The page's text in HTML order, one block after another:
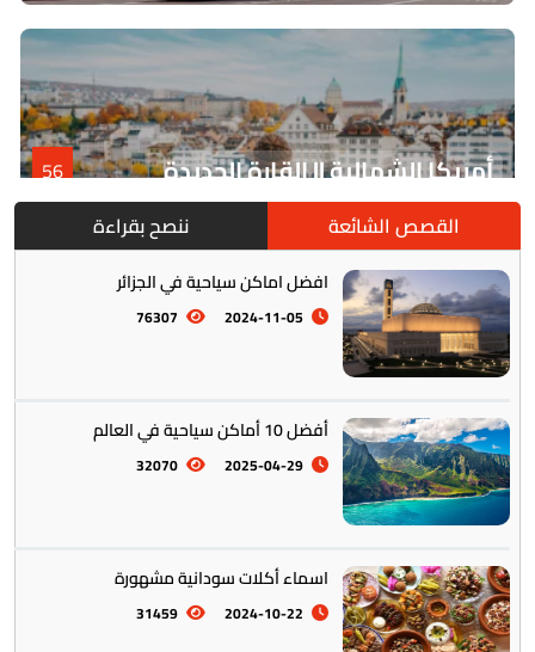
أمريكا الشمالية || القارة الجديدة 56
أمريكا الجنوبية || القارة اللاتينية
القصص الشائعة ننصح بقراءة
افضل اماكن سياحية في الجزائر
2024-11-05
76307
أفضل 10 أماكن سياحية في العالم
2025-04-29
32070
اسماء أكلات سودانية مشهورة
2024-10-22
31459